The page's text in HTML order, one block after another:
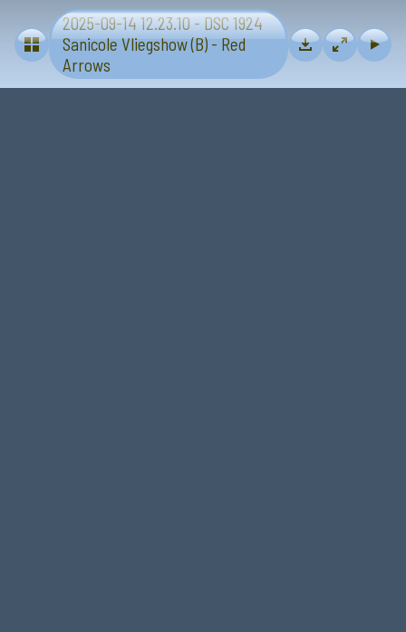
Vliegtuigen - Sanicole (B) 13 en 14 september 2025
2025-09-14 12.23.10 - DSC 1924
Sanicole Vliegshow (B) - Red
Arrows